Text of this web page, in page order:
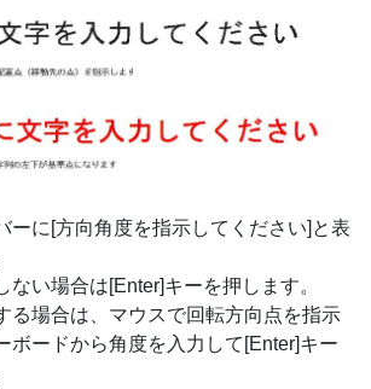
ーに[方向角度を指示してください]と表
ない場合は[Enter]キーを押します。
る場合は、マウスで回転方向点を指示
ボードから角度を入力して[Enter]キー